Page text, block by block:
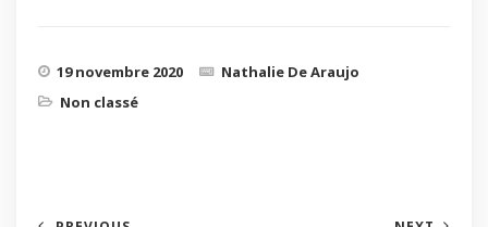
19 novembre 2020
Nathalie De Araujo
Non classé